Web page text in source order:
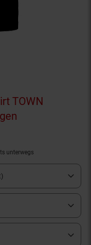
TOWN
unterwegs